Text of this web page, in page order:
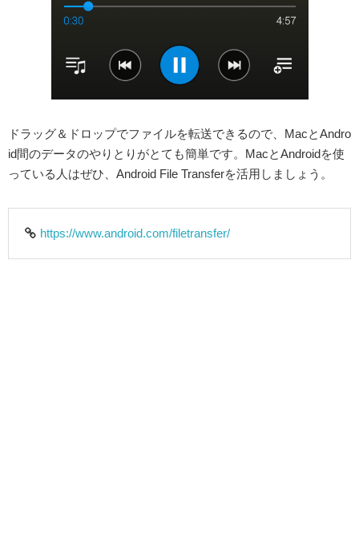
ドラッグ＆ドロップでファイルを転送できるので、MacとAndro
id間のデータのやりとりがとても簡単です。MacとAndroidを使
っている人はぜひ、Android File Transferを活用しましょう。
https://www.android.com/filetransfer/